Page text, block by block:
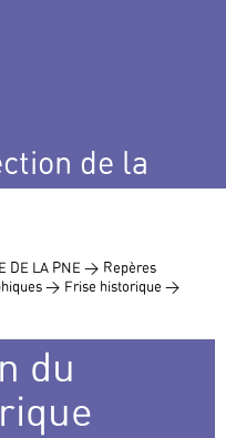
de la
DE LA PNE > Repères
> Frise historique >
du